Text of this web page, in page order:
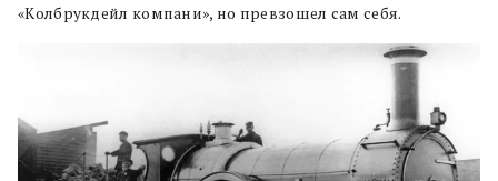
«Колбрукдейл компани», но превзошел сам себя.